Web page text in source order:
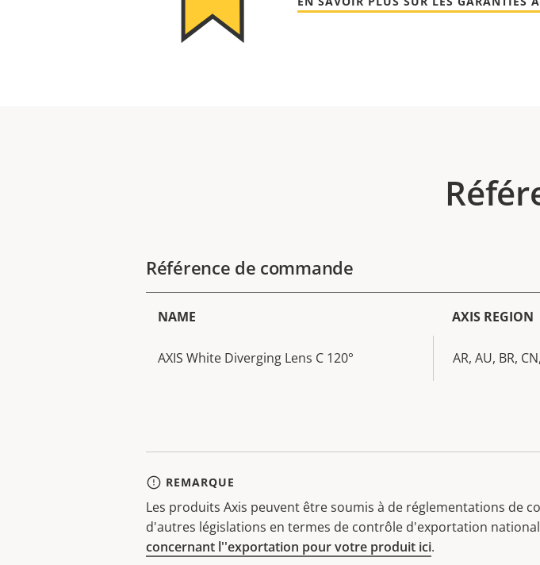
Référence de commande
NAME AXIS REGION
AXIS White Diverging Lens C 120° AR, AU, BR,
REMARQUE
Les produits Axis peuvent être soumis à de réglementations de
d'autres législations en termes de contrôle d'exportation
concernant l''exportation pour votre produit ici.